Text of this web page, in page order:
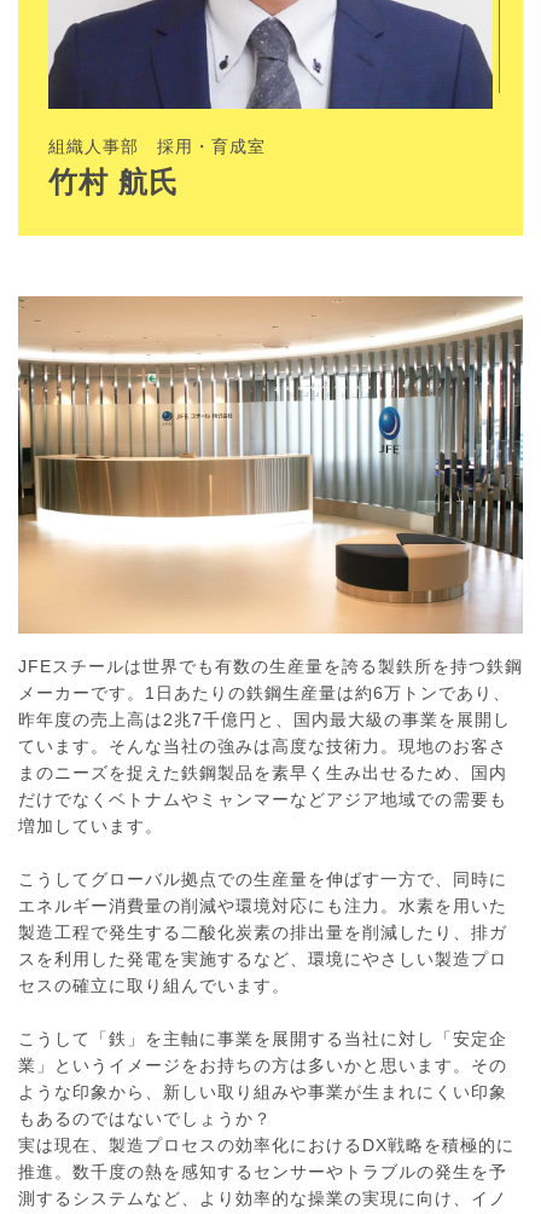
組織人事部 採用・育成室
竹村 航氏
JFEスチールは世界でも有数の生産量を誇る製鉄所を持つ鉄鋼
メーカーです。1日あたりの鉄鋼生産量は約6万トンであり、
昨年度の売上高は2兆7千億円と、国内最大級の事業を展開し
ています。そんな当社の強みは高度な技術力。現地のお客さ
まのニーズを捉えた鉄鋼製品を素早く生み出せるため、国内
だけでなくベトナムやミャンマーなどアジア地域での需要も
増加しています。
こうしてグローバル拠点での生産量を伸ばす一方で、同時に
エネルギー消費量の削減や環境対応にも注力。水素を用いた
製造工程で発生する二酸化炭素の排出量を削減したり、排ガ
スを利用した発電を実施するなど、環境にやさしい製造プロ
セスの確立に取り組んでいます。
こうして「鉄」を主軸に事業を展開する当社に対し「安定企
業」というイメージをお持ちの方は多いかと思います。その
ような印象から、新しい取り組みや事業が生まれにくい印象
もあるのではないでしょうか？
実は現在、製造プロセスの効率化におけるDX戦略を積極的に
推進。数千度の熱を感知するセンサーやトラブルの発生を予
測するシステムなど、より効率的な操業の実現に向け、イノ